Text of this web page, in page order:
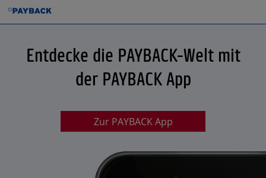
Entdecke die PAYBACK-Welt mit
der PAYBACK App
Zur PAYBACK App